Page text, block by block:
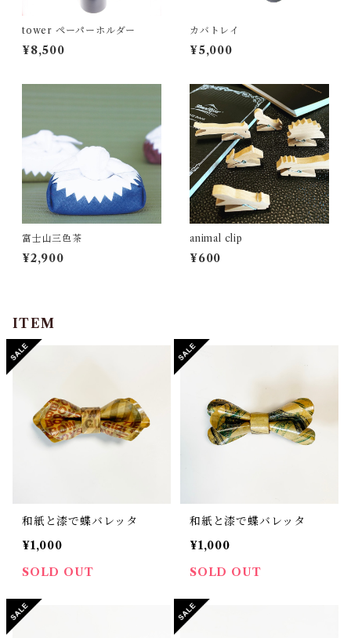
tower ペーパーホルダー
¥8,500
カバトレイ
¥5,000
富士山三色茶
¥2,900
animal clip
¥600
ITEM
和紙と漆で蝶バレッタ
¥1,000
SOLD OUT
和紙と漆で蝶バレッタ
¥1,000
SOLD OUT